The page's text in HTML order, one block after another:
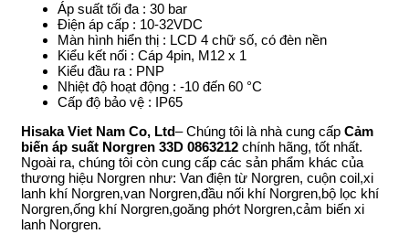
Áp suất tối đa : 30 bar
Điện áp cấp : 10-32VDC
Màn hình hiển thị : LCD 4 chữ số, có đèn nền
Kiểu kết nối : Cáp 4pin, M12 x 1
Kiểu đầu ra : PNP
Nhiệt độ hoạt động : -10 đến 60 °C
Cấp độ bảo vệ : IP65
Hisaka Viet Nam Co, Ltd– Chúng tôi là nhà cung cấp Cảm
biến áp suất Norgren 33D 0863212 chính hãng, tốt nhất.
Ngoài ra, chúng tôi còn cung cấp các sản phẩm khác của
thương hiệu Norgren như: Van điện từ Norgren, cuộn coil,xi
lanh khí Norgren,van Norgren,đầu nối khí Norgren,bộ lọc khí
Norgren,ống khí Norgren,goăng phớt Norgren,cảm biến xi
lanh Norgren.